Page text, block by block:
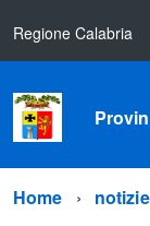
Regione Calabria
Home notizie